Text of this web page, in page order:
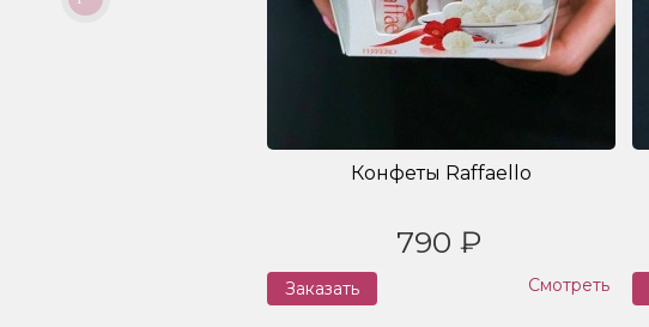
Конфеты Raffaello
790 ₽
Заказать Смотреть